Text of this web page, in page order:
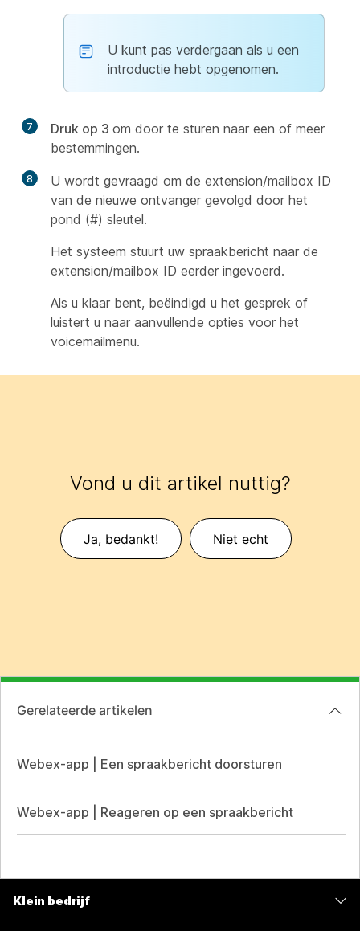
U kunt pas verdergaan als u een
introductie hebt opgenomen.
7 Druk op 3 om door te sturen naar een of meer
bestemmingen.
8
U wordt gevraagd om de extension/mailbox ID
van de nieuwe ontvanger gevolgd door het
pond (#) sleutel.
Het systeem stuurt uw spraakbericht naar de
extension/mailbox ID eerder ingevoerd.
Als u klaar bent, beëindigd u het gesprek of
luistert u naar aanvullende opties voor het
voicemailmenu.
Vond u dit artikel nuttig?
Ja, bedankt! Niet echt
Gerelateerde artikelen
Webex-app | Een spraakbericht doorsturen
Webex-app | Reageren op een spraakbericht
Klein bedrijf